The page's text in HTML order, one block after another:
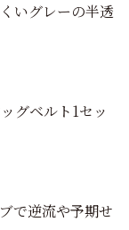
いグレーの半透
グベルト1セッ
で逆流や予期せ